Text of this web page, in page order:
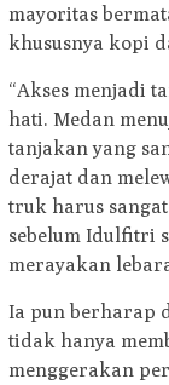
mayoritas
khususnya kopi
“Akses menjadi
hati. Medan
tanjakan yang
derajat dan
truk harus
sebelum Idulfitri
merayakan
Ia pun berharap
tidak hanya
menggerakan